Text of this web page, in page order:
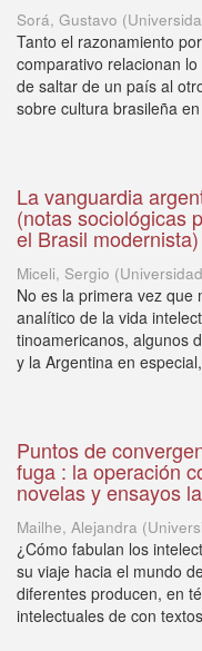
Sorá, Gustavo (
Tanto el razonamiento
comparativo relacionan
de saltar de un país al
sobre cultura brasileña
La vanguardia
(notas sociológicas
el Brasil modernista)
Miceli, Sergio (
No es la primera vez que
analítico de la vida
tinoamericanos, algunos
y la Argentina en
Puntos de
fuga : la operación
novelas y ensayos
Mailhe, Alejandra (
¿Cómo fabulan los
su viaje hacia el mundo
diferentes producen, en
intelectuales de con